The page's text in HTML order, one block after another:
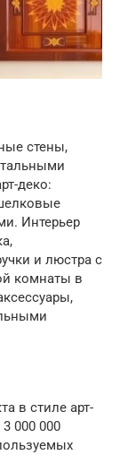
стены,
деко:
Интерьер
и люстра с
комнаты в
в стиле арт-
000 000